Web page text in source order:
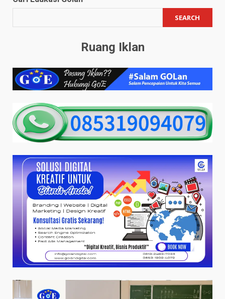
SEARCH
Ruang Iklan